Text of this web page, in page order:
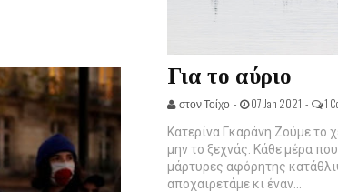
Για το αύριο
στον Τοίχο - 07 Jan 2021 - 1
Κατερίνα Γκαράνη Ζούμε το
μην το ξεχνάς. Κάθε μέρα
μάρτυρες αφόρητης
αποχαιρετάμε κι έναν...